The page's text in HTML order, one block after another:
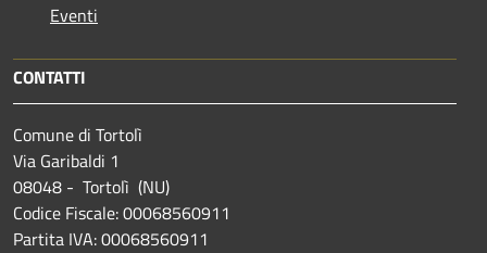
Eventi
CONTATTI
Comune di Tortolì
Via Garibaldi 1
08048 - Tortolì (NU)
Codice Fiscale: 00068560911
Partita IVA: 00068560911